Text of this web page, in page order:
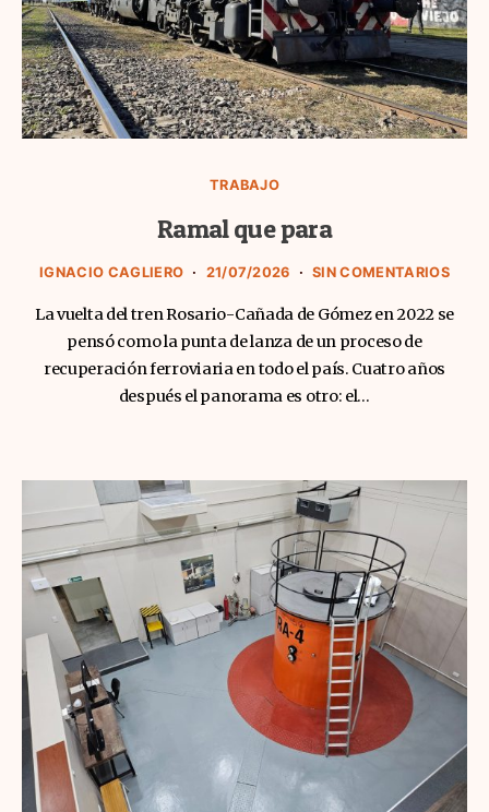
TRABAJO
Ramal que para
IGNACIO CAGLIERO 21/07/2026 SIN COMENTARIOS
La vuelta del tren Rosario-Cañada de Gómez en 2022 se
pensó como la punta de lanza de un proceso de
recuperación ferroviaria en todo el país. Cuatro años
después el panorama es otro: el…